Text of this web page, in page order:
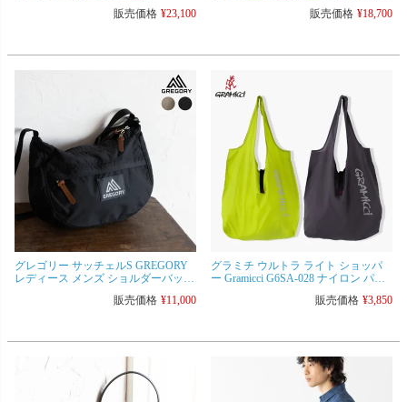
販売価格 ¥23,100 販売価格 ¥18,700
グレゴリー サッチェルS GREGORY
レディース メンズ ショルダーバッグ
販売価格 ¥11,000
グラミチ ウルトラ ライト ショッパ
ー Gramicci G6SA-028 ナイロン パッ
販売価格 ¥3,850